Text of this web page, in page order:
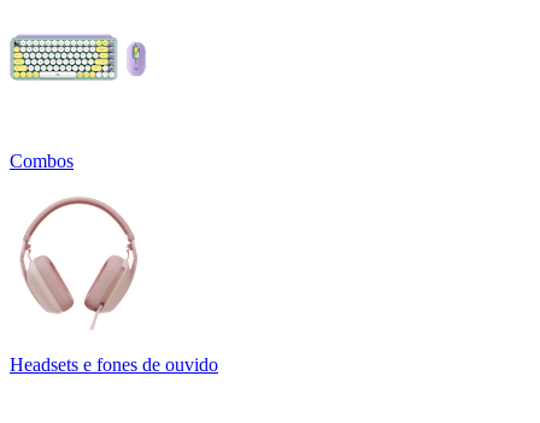
Combos
Headsets e fones de ouvido